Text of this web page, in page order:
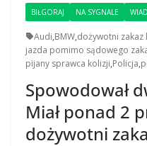
BIŁGORAJ NA SYGNALE
Audi,BMW,dożywotni
jazda pomimo sądowego
pijany sprawca kolizji,Policja,
Spowodował
Miał ponad 2
dożywotni